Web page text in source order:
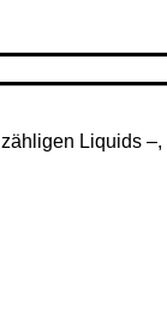
Liquids